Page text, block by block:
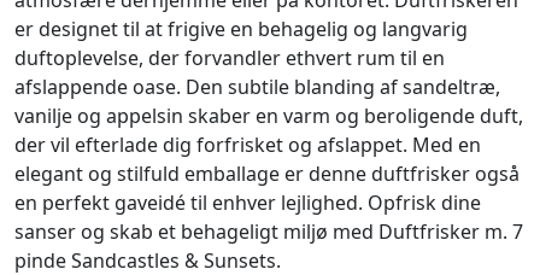
er designet til at frigive en behagelig og langvarig
duftoplevelse, der forvandler ethvert rum til en
afslappende oase. Den subtile blanding af sandeltræ,
vanilje og appelsin skaber en varm og beroligende duft,
der vil efterlade dig forfrisket og afslappet. Med en
elegant og stilfuld emballage er denne duftfrisker også
en perfekt gaveidé til enhver lejlighed. Opfrisk dine
sanser og skab et behageligt miljø med Duftfrisker m. 7
pinde Sandcastles & Sunsets.